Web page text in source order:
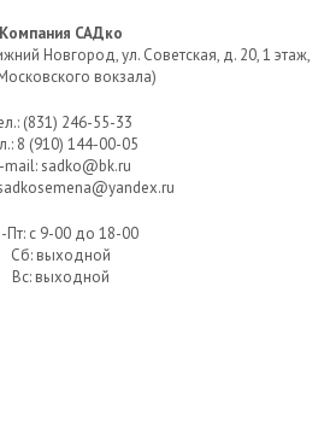
Компания САДко
Новгород, ул. Советская, д. 20, 1 этаж,
вокзала)
(831) 246-55-33
8 (910) 144-00-05
mail: sadko@bk.ru
Пт: с 9-00 до 18-00
Сб: выходной
Вс: выходной